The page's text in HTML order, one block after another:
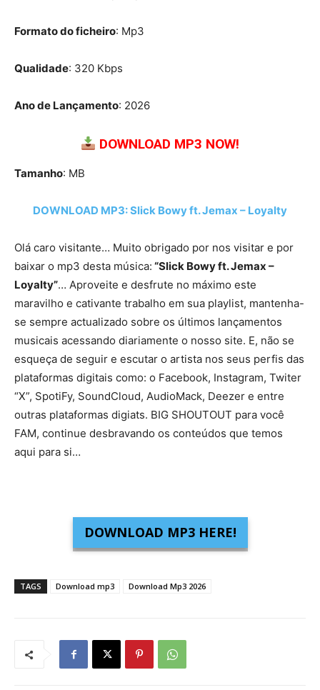
Formato do ficheiro: Mp3
Qualidade: 320 Kbps
Ano de Lançamento: 2026
DOWNLOAD MP3 NOW!
Tamanho: MB
DOWNLOAD MP3: Slick Bowy ft. Jemax – Loyalty
Olá caro visitante… Muito obrigado por nos visitar e por
baixar o mp3 desta música: “Slick Bowy ft. Jemax –
Loyalty”… Aproveite e desfrute no máximo este
maravilho e cativante trabalho em sua playlist, mantenha-
se sempre actualizado sobre os últimos lançamentos
musicais acessando diariamente o nosso site. E, não se
esqueça de seguir e escutar o artista nos seus perfis das
plataformas digitais como: o Facebook, Instagram, Twiter
“X”, SpotiFy, SoundCloud, AudioMack, Deezer e entre
outras plataformas digiats. BIG SHOUTOUT para você
FAM, continue desbravando os conteúdos que temos
aqui para si…
DOWNLOAD MP3 HERE!
TAGS Download mp3 Download Mp3 2026